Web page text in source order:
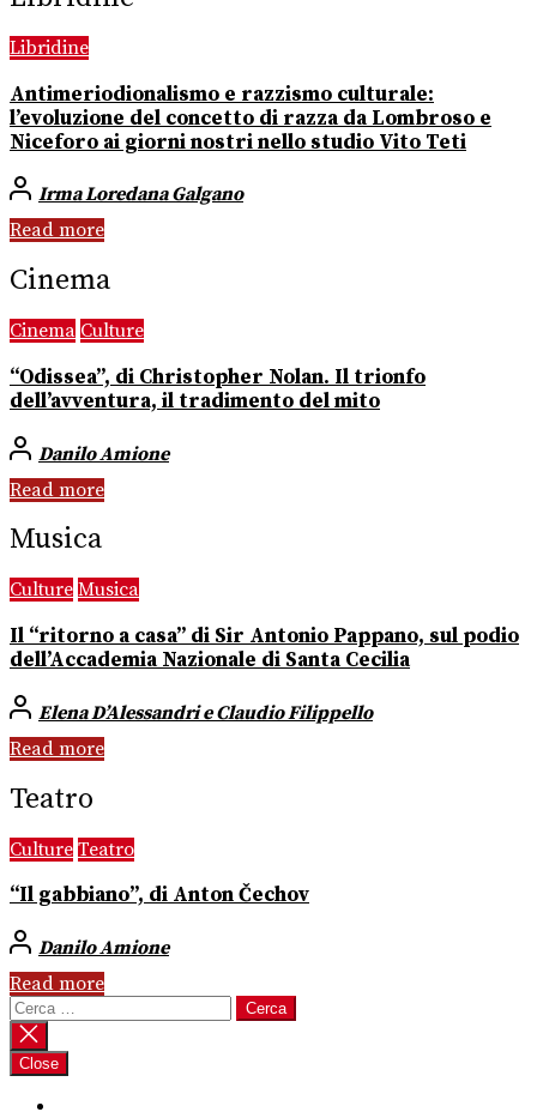
Libridine
Antimeriodionalismo e razzismo culturale:
l’evoluzione del concetto di razza da Lombroso e
Niceforo ai giorni nostri nello studio Vito Teti
Irma Loredana Galgano
Read more
Cinema
Cinema Culture
“Odissea”, di Christopher Nolan. Il trionfo
dell’avventura, il tradimento del mito
Danilo Amione
Read more
Musica
Culture Musica
Il “ritorno a casa” di Sir Antonio Pappano, sul podio
dell’Accademia Nazionale di Santa Cecilia
Elena D’Alessandri e Claudio Filippello
Read more
Teatro
Culture Teatro
“Il gabbiano”, di Anton Čechov
Danilo Amione
Read more
Ricerca
per:
Close